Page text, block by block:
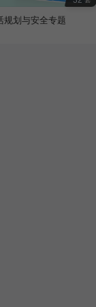
规划与安全专题